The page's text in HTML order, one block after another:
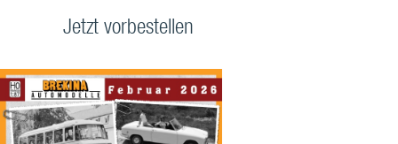
Jetzt vorbestellen